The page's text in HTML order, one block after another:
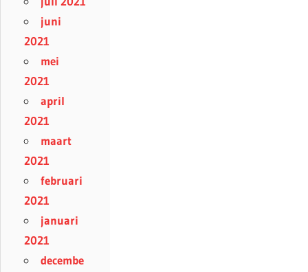
juni
2021
mei
2021
april
2021
maart
2021
februari
2021
januari
2021
decembe